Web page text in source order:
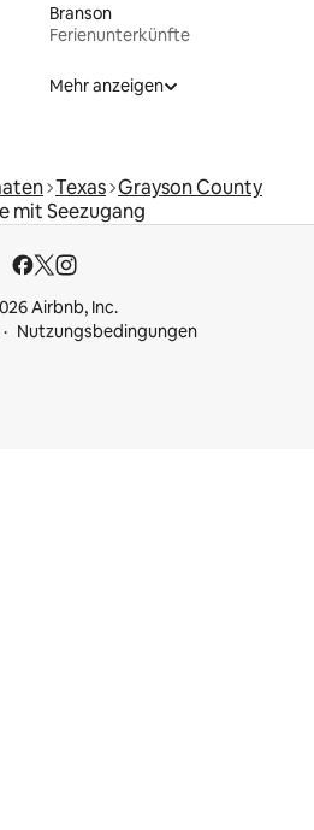
Branson
Ferienunterkünfte
Mehr anzeigen
Texas Grayson County
mit Seezugang
Airbnb, Inc.
Nutzungsbedingungen